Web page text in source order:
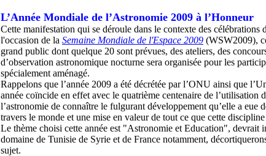
L’Année Mondiale de l’Astronomie 2009 à l’Honneur
Cette manifestation qui se déroule dans le contexte des
l'occasion de la Semaine Mondiale de l'Espace 2009 (WSW2009),
grand public dont quelque 20 sont prévues, des ateliers, des
d’observation astronomique nocturne sera organisée pour les
spécialement aménagé.
Rappelons que l’année 2009 a été décrétée par l’ONU ainsi que
année coïncide en effet avec le quatrième centenaire de l’utilisation
l’astronomie de connaître le fulgurant développement qu’elle a
travers le monde et une mise en valeur de tout ce que cette
Le thème choisi cette année est "Astronomie et Education", devrait
domaine de Tunisie de Syrie et de France notamment,
sujet.